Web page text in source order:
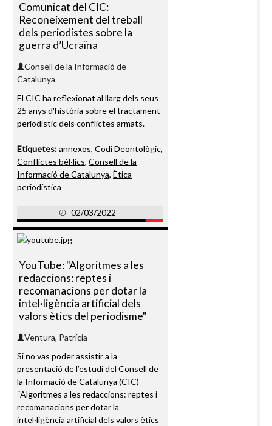
Comunicat del CIC:
Reconeixement del treball
dels periodistes sobre la
guerra d’Ucraïna
Consell de la Informació de
Catalunya
El CIC ha reflexionat al llarg dels seus
25 anys d'història sobre el tractament
periodístic dels conflictes armats.
Etiquetes:annexos, Codi Deontològic,
Conflictes bèl·lics, Consell de la
Informació de Catalunya, Ètica
periodística
02/03/2022
YouTube: "Algoritmes a les
redaccions: reptes i
recomanacions per dotar la
intel·ligència artificial dels
valors ètics del periodisme"
Ventura, Patrícia
Si no vas poder assistir a la
presentació de l’estudi del Consell de
la Informació de Catalunya (CIC)
“Algoritmes a les redaccions: reptes i
recomanacions per dotar la
intel·ligència artificial dels valors ètics